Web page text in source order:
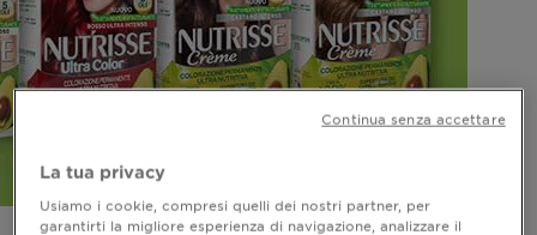
La tua privacy
Usiamo i cookie, compresi quelli dei nostri partner, per
garantirti la migliore esperienza di navigazione, analizzare il
Continua senza accettare